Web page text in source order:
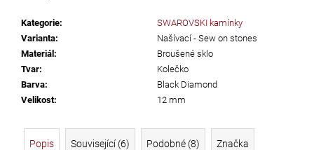
Kategorie:
SWAROVSKI kamínky
Varianta:
Našívací - Sew on stones
Materiál:
Broušené sklo
Tvar:
Kolečko
Barva:
Black Diamond
Velikost: 12 mm
Popis Související (6) Podobné (8) Značka
e
NEELASTICKÉ
BARBADOS
30